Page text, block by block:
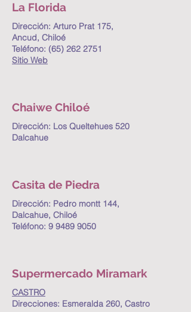
La Florida
Dirección: Arturo Prat 175,
Ancud, Chiloé
Teléfono: (65) 262 2751
Sitio Web
Chaiwe Chiloé
Dirección: Los Queltehues 520
Dalcahue
Casita de Piedra
Dirección: Pedro montt 144,
Dalcahue, Chiloé
Teléfono: 9 9489 9050
Supermercado Miramark
CASTRO
Direcciones: Esmeralda 260, Castro